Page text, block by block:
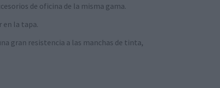
de oficina de la misma gama.
la tapa.
gran resistencia a las manchas de tinta,